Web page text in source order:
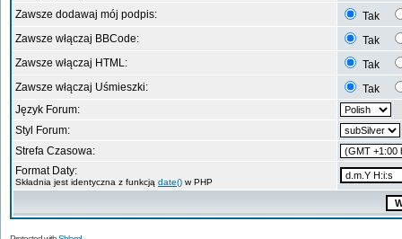
Zawsze dodawaj mój podpis:
Tak
Zawsze włączaj BBCode:
Tak
Zawsze włączaj HTML:
Tak
Zawsze włączaj Uśmieszki:
Tak
Język Forum:
Styl Forum:
Strefa Czasowa:
Format Daty:
Składnia jest identyczna z funkcją date() w PHP